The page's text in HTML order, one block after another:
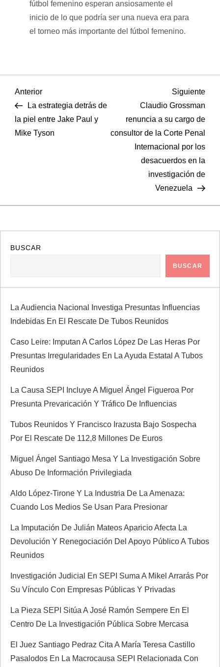
fútbol femenino esperan ansiosamente el
inicio de lo que podría ser una nueva era para
el torneo más importante del fútbol femenino.
N
a
v
a
c
n
d
e
e
n
t
r
a
d
a
s
Entrada
anterior
Anterior
La estrategia detrás de
la piel entre Jake Paul y
Mike Tyson
Siguiente
Claudio Grossman
renuncia a su cargo de
consultor de la Corte Penal
Internacional por los
desacuerdos en la
investigación de
Venezuela
BUSCAR
BUSCAR
La Audiencia Nacional Investiga Presuntas Influencias
Indebidas En El Rescate De Tubos Reunidos
Caso Leire: Imputan A Carlos López De Las Heras Por
Presuntas Irregularidades En La Ayuda Estatal A Tubos
Reunidos
La Causa SEPI Incluye A Miguel Ángel Figueroa Por
Presunta Prevaricación Y Tráfico De Influencias
Tubos Reunidos Y Francisco Irazusta Bajo Sospecha
Por El Rescate De 112,8 Millones De Euros
Miguel Ángel Santiago Mesa Y La Investigación Sobre
Abuso De Información Privilegiada
Aldo López-Tirone Y La Industria De La Amenaza:
Cuando Los Medios Se Usan Para Presionar
La Imputación De Julián Mateos Aparicio Afecta La
Devolución Y Renegociación Del Apoyo Público A Tubos
Reunidos
Investigación Judicial En SEPI Suma A Mikel Arrarás Por
Su Vínculo Con Empresas Públicas Y Privadas
La Pieza SEPI Sitúa A José Ramón Sempere En El
Centro De La Investigación Pública Sobre Mercasa
El Juez Santiago Pedraz Cita A María Teresa Castillo
Pasalodos En La Macrocausa SEPI Relacionada Con